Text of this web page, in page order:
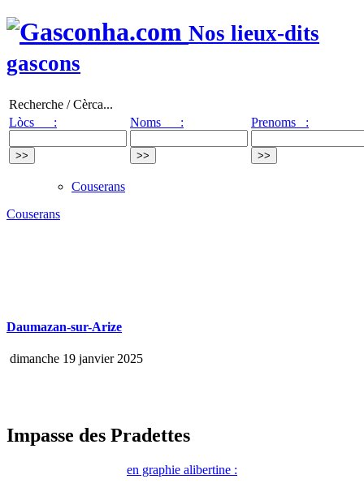
Nos lieux-dits
gascons
Recherche / Cèrca...
Lòcs :
Noms : Prenoms :
Couserans
Couserans
Daumazan-sur-Arize
dimanche 19 janvier 2025
Impasse des Pradettes
en graphie alibertine :